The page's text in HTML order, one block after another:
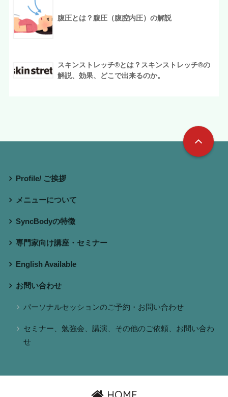
腹圧とは？腹圧（腹腔内圧）の解説
スキンストレッチ®︎とは？スキンストレッチ®︎の
解説、効果、どこで出来るのか。
Profile/ ご挨拶
メニューについて
SyncBodyの特徴
専門家向け講座・セミナー
English Available
お問い合わせ
パーソナルセッションのご予約・お問い合わせ
セミナー、勉強会、講演、その他のご依頼、お問い合わ
せ